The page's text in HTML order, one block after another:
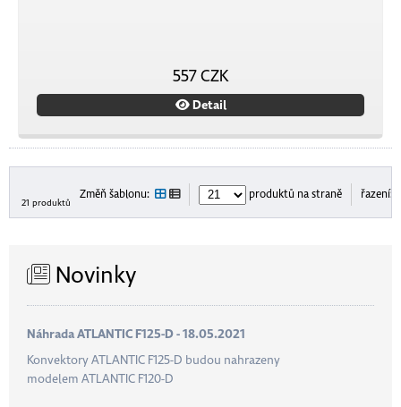
557 CZK
Detail
21 produktů
Změň šablonu: produktů na straně řazení:
Novinky
Náhrada ATLANTIC F125-D - 18.05.2021
Konvektory ATLANTIC F125-D budou nahrazeny
modelem ATLANTIC F120-D